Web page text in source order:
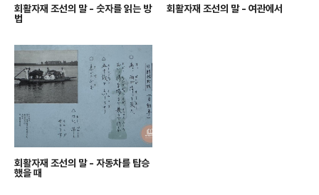
회활자재 조선의 말 - 숫자를 읽는 방
법
회활자재 조선의 말 - 여관에서
회활자재 조선의 말 - 자동차를 탑승
했을 때